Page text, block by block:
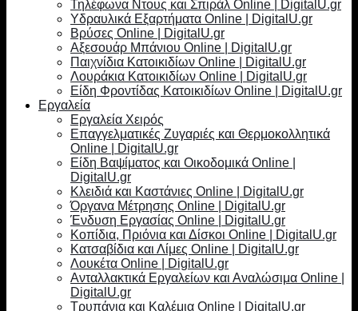
Τηλέφωνα Ντους και Σπιράλ Online | DigitalU.gr
Υδραυλικά Εξαρτήματα Online | DigitalU.gr
Βρύσες Online | DigitalU.gr
Αξεσουάρ Μπάνιου Online | DigitalU.gr
Παιχνίδια Κατοικιδίων Online | DigitalU.gr
Λουράκια Κατοικιδίων Online | DigitalU.gr
Είδη Φροντίδας Κατοικιδίων Online | DigitalU.gr
Εργαλεία
Εργαλεία Χειρός
Επαγγελματικές Ζυγαριές και Θερμοκολλητικά
Online | DigitalU.gr
Είδη Βαψίματος και Οικοδομικά Online |
DigitalU.gr
Κλειδιά και Καστάνιες Online | DigitalU.gr
Όργανα Μέτρησης Online | DigitalU.gr
Ένδυση Εργασίας Online | DigitalU.gr
Κοπίδια, Πριόνια και Δίσκοι Online | DigitalU.gr
Κατσαβίδια και Λίμες Online | DigitalU.gr
Λουκέτα Online | DigitalU.gr
Ανταλλακτικά Εργαλείων και Αναλώσιμα Online |
DigitalU.gr
Τρυπάνια και Καλέμια Online | DigitalU.gr